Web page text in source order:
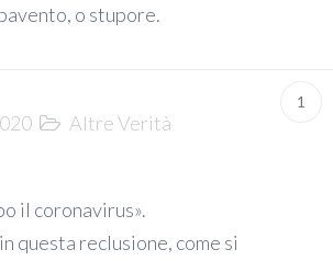
o stupore.
1
Altre Verità
il coronavirus».
questa reclusione, come si